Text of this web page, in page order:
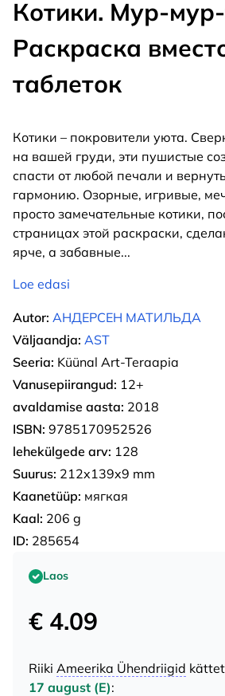
Котики. Мур-
Раскраска
таблеток
Котики – покровители уюта.
на вашей груди, эти пушистые
спасти от любой печали и
гармонию. Озорные, игривые,
просто замечательные котики,
страницах этой раскраски,
ярче, а забавные...
Loe edasi
Autor: АНДЕРСЕН МАТИЛЬДА
Väljaandja: AST
Seeria: Küünal Art-Teraapia
Vanusepiirangud: 12+
avaldamise aasta: 2018
ISBN: 9785170952526
lehekülgede arv: 128
Suurus: 212x139x9 mm
Kaanetüüp: мягкая
Kaal: 206 g
ID: 285654
Laos
€ 4.09
Riiki Ameerika Ühendriigid
17 august (E):